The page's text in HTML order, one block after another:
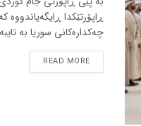
ڕاپۆرتێکدا
چەکدارەکانی سوریا بە
READ MORE